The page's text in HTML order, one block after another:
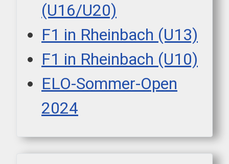
(U16/U20)
F1 in Rheinbach (U13)
F1 in Rheinbach (U10)
ELO-Sommer-Open
2024